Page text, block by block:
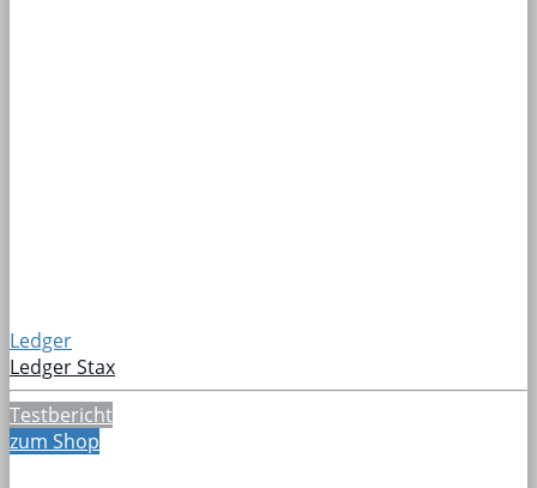
Ledger
Ledger Stax
Testbericht
zum Shop